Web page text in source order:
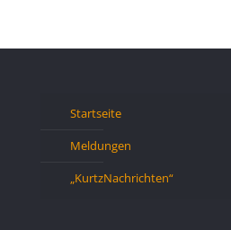
Startseite
Meldungen
„KurtzNachrichten“